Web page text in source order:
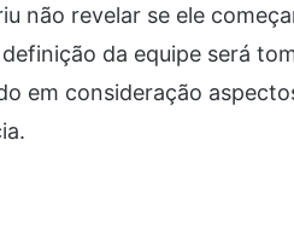
não revelar se ele
definição da equipe será
em consideração